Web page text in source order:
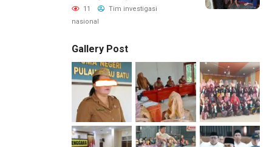
Sungai Kuning
11
Tim investigasi
nasional
Gallery Post